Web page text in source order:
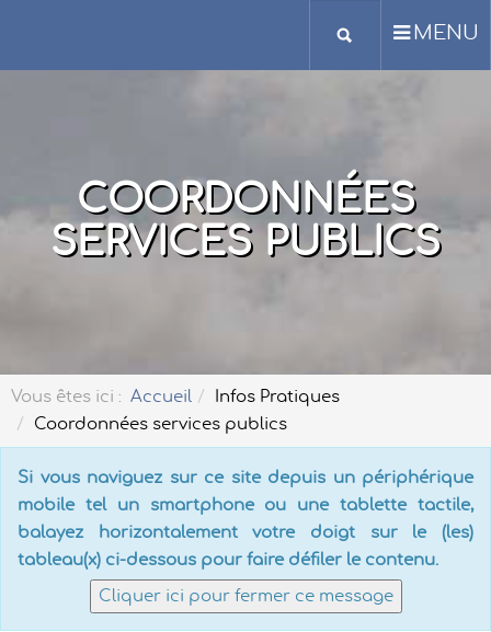
MENU
COORDONNÉES
SERVICES PUBLICS
Vous êtes ici : Accueil
Infos Pratiques
Coordonnées services publics
Si vous naviguez sur ce site depuis un périphérique
mobile tel un smartphone ou une tablette tactile,
balayez horizontalement votre doigt sur le (les)
tableau(x) ci-dessous pour faire défiler le contenu.
Cliquer ici pour fermer ce message